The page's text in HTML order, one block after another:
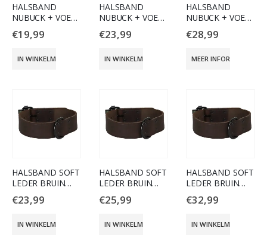
HALSBAND
NUBUCK + VOET
12MM/30CM
GRIJS
€19,99
IN WINKELMAND
HALSBAND
NUBUCK + VOET
14MM/35CM
GRIJS
€23,99
IN WINKELMAND
HALSBAND
NUBUCK + VOET
16MM/40CM
GRIJS
€28,99
MEER INFORMATIE
HALSBAND SOFT
LEDER BRUIN
30MM/40CM
€23,99
IN WINKELMAND
HALSBAND SOFT
LEDER BRUIN
30MM/50CM
€25,99
IN WINKELMAND
HALSBAND SOFT
LEDER BRUIN
40MM/60CM
€32,99
IN WINKELMAND